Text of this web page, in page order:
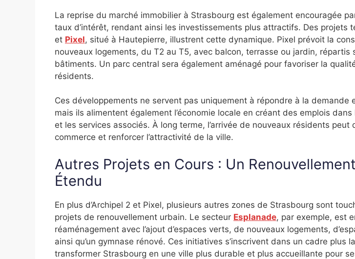
La reprise du marché immobilier à Strasbourg est également encouragée
taux d’intérêt, rendant ainsi les investissements plus attractifs. Des projets
et Pixel, situé à Hautepierre, illustrent cette dynamique. Pixel prévoit la
nouveaux logements, du T2 au T5, avec balcon, terrasse ou jardin, répartis
bâtiments. Un parc central sera également aménagé pour favoriser la
résidents.
Ces développements ne servent pas uniquement à répondre à la demande
mais ils alimentent également l’économie locale en créant des emplois
et les services associés. À long terme, l’arrivée de nouveaux résidents peut
commerce et renforcer l’attractivité de la ville.
Autres Projets en Cours : Un
Étendu
En plus d’Archipel 2 et Pixel, plusieurs autres zones de Strasbourg sont
projets de renouvellement urbain. Le secteur Esplanade, par exemple, est
réaménagement avec l’ajout d’espaces verts, de nouveaux logements,
ainsi qu’un gymnase rénové. Ces initiatives s’inscrivent dans un cadre plus
transformer Strasbourg en une ville plus durable et plus accueillante pour